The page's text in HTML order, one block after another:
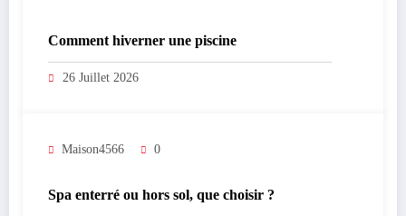
Comment hiverner une piscine
26 Juillet 2026
Maison4566 0
Spa enterré ou hors sol, que choisir ?